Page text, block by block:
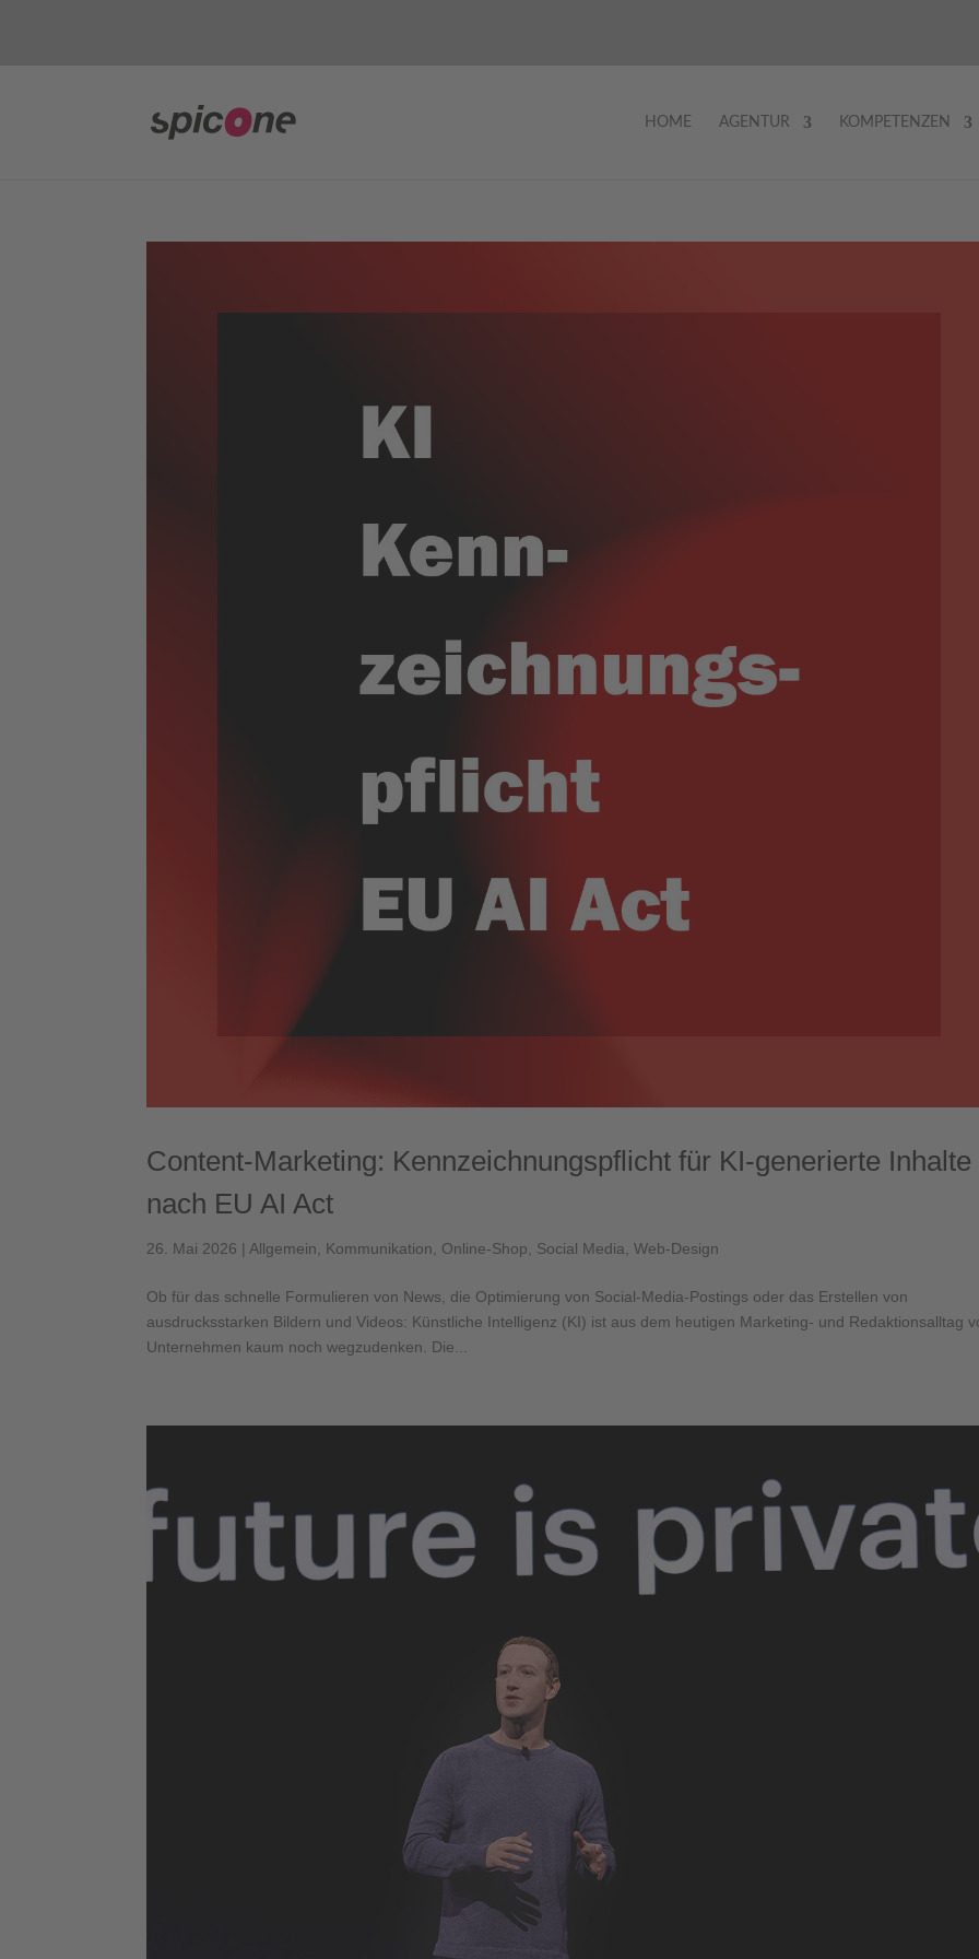
HOME AGENTUR KOMPETENZEN
Content-Marketing: Kennzeichnungspflicht für KI-generierte Inhalte
nach EU AI Act
26. Mai 2026 | Allgemein Kommunikation Online-Shop Social Media ,Web-Design
Ob für das schnelle Formulieren von News, die Optimierung von Social-Media-Postings oder das Erstellen von
ausdrucksstarken Bildern und Videos: Künstliche Intelligenz (KI) ist aus dem heutigen Marketing- und Redaktionsalltag
Unternehmen kaum noch wegzudenken. Die...